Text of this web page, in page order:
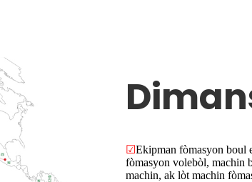
☑Ekipman fòmasyon boul
fòmasyon volebòl, machin
machin, ak lòt machin